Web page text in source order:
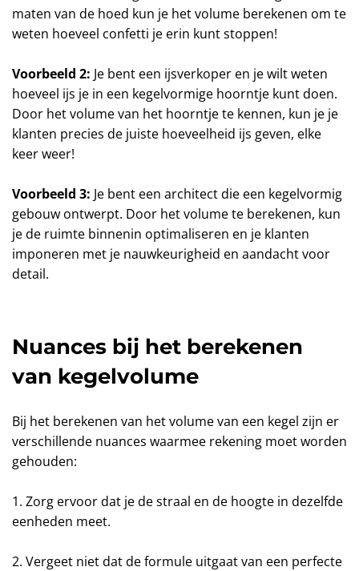
maten van de hoed kun je het volume berekenen om te
weten hoeveel confetti je erin kunt stoppen!
Voorbeeld 2: Je bent een ijsverkoper en je wilt weten
hoeveel ijs je in een kegelvormige hoorntje kunt doen.
Door het volume van het hoorntje te kennen, kun je je
klanten precies de juiste hoeveelheid ijs geven, elke
keer weer!
Voorbeeld 3: Je bent een architect die een kegelvormig
gebouw ontwerpt. Door het volume te berekenen, kun
je de ruimte binnenin optimaliseren en je klanten
imponeren met je nauwkeurigheid en aandacht voor
detail.
Nuances bij het berekenen
van kegelvolume
Bij het berekenen van het volume van een kegel zijn er
verschillende nuances waarmee rekening moet worden
gehouden:
1. Zorg ervoor dat je de straal en de hoogte in dezelfde
eenheden meet.
2. Vergeet niet dat de formule uitgaat van een perfecte